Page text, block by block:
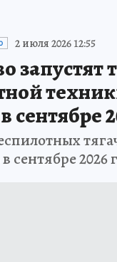
2 июля 2026 12:55
запустят
сентябре
сентябре 2026